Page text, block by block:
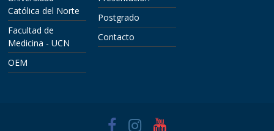
Católica del Norte
Facultad de
Medicina - UCN
OEM
Postgrado
Contacto